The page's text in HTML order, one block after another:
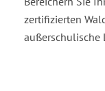
zertifizierten
außerschulische